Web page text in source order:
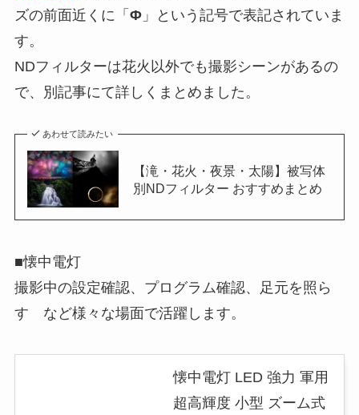
ズの前面近くに「 Φ」という記号で表記されていま
す。
NDフィルターは花火以外でも撮影シーンがあるの
で、別記事にて詳しくまとめました。
あわせて読みたい
【滝・花火・夜景・太陽】被写体
別NDフィルター おすすめまとめ
■懐中電灯
撮影中の設定確認、プログラム確認、足元を照ら
す など様々な場面で活躍します。
懐中電灯 LED 強力 軍用
超高輝度 小型 ズーム式